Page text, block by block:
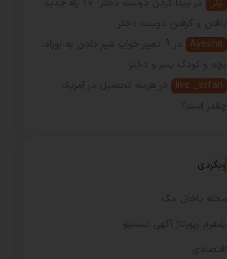
آرش در
پیدا کردن دوست دختر: 10 راه جدید
یافتن و گرفتن دوست دختر
Ayesha
در
9 تعبیر خواب شیر دادن به نوزاد،
بچه و کودک پسر و دختر
live _erfan
در
هزینه تحصیل در آمریکا
چقدر است؟
وبگردی
مجله باحال مگ
پلتفرم رپورتاژ آگهی تسمینو
اقتصادی